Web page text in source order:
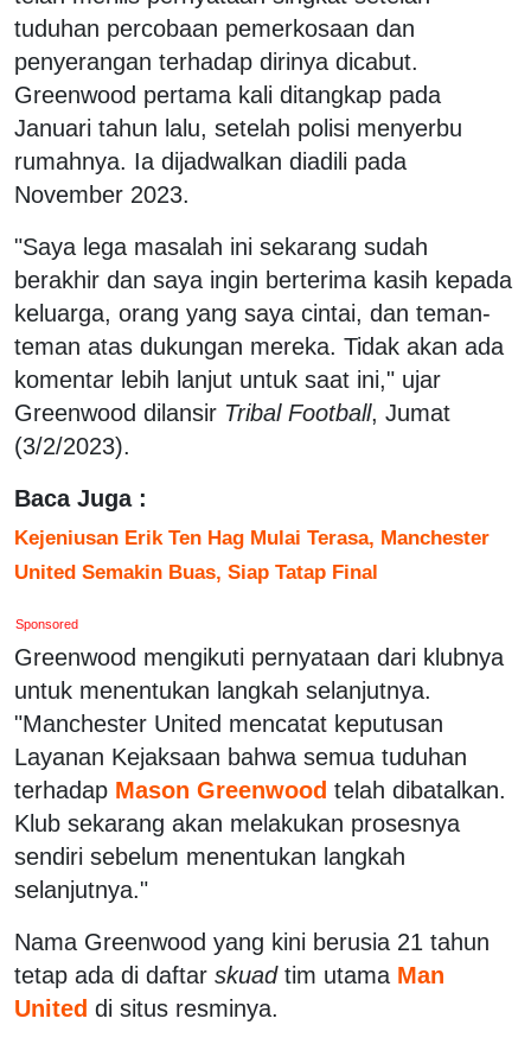
tuduhan percobaan pemerkosaan dan
penyerangan terhadap dirinya dicabut.
Greenwood pertama kali ditangkap pada
Januari tahun lalu, setelah polisi menyerbu
rumahnya. Ia dijadwalkan diadili pada
November 2023.
"Saya lega masalah ini sekarang sudah
berakhir dan saya ingin berterima kasih kepada
keluarga, orang yang saya cintai, dan teman-
teman atas dukungan mereka. Tidak akan ada
komentar lebih lanjut untuk saat ini," ujar
Greenwood dilansir Tribal Football, Jumat
(3/2/2023).
Baca Juga :
Kejeniusan Erik Ten Hag Mulai Terasa, Manchester
United Semakin Buas, Siap Tatap Final
Sponsored
Greenwood mengikuti pernyataan dari klubnya
untuk menentukan langkah selanjutnya.
"Manchester United mencatat keputusan
Layanan Kejaksaan bahwa semua tuduhan
terhadap Mason Greenwood telah dibatalkan.
Klub sekarang akan melakukan prosesnya
sendiri sebelum menentukan langkah
selanjutnya."
Nama Greenwood yang kini berusia 21 tahun
tetap ada di daftar skuadtim utama Man
United di situs resminya.